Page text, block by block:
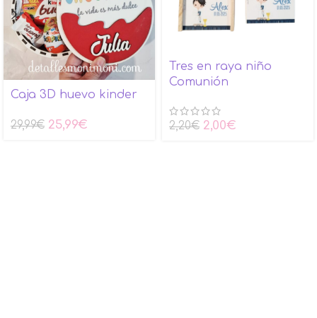
Caja 3D huevo kinder
29,99€ 25,99€
Tres en raya niño
Comunión
2,20€ 2,00€